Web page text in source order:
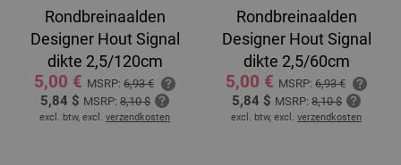
Rondbreinaalden
Designer Hout Signal
dikte 2,5/120cm
5,00 € MSRP: 6,93 €
5,84 $ MSRP: 8,10 $
excl. btw, excl. verzendkosten
Rondbreinaalden
Designer Hout Signal
dikte 2,5/60cm
5,00 € MSRP: 6,93 €
5,84 $ MSRP: 8,10 $
excl. btw, excl. verzendkosten